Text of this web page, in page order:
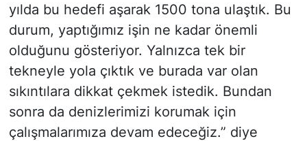
yılda bu hedefi aşarak 1500 tona ulaştık. Bu
durum, yaptığımız işin ne kadar önemli
olduğunu gösteriyor. Yalnızca tek bir
tekneyle yola çıktık ve burada var olan
sıkıntılara dikkat çekmek istedik. Bundan
sonra da denizlerimizi korumak için
çalışmalarımıza devam edeceğiz.” diye